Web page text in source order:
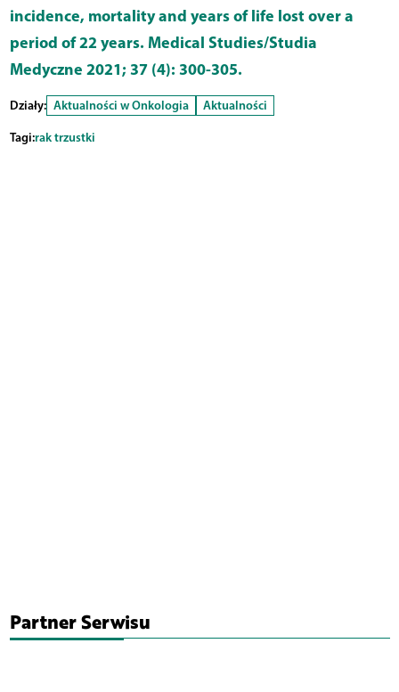
incidence, mortality and years of life lost over a
period of 22 years. Medical Studies/Studia
Medyczne 2021; 37 (4): 300-305.
Działy: Aktualności w Onkologia
Aktualności
Tagi:rak trzustki
Partner Serwisu